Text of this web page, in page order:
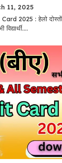
11, 2025
2025 : हेलो दोस्तों,